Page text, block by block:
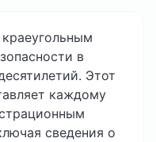
в
Этот
каждому
сведения о